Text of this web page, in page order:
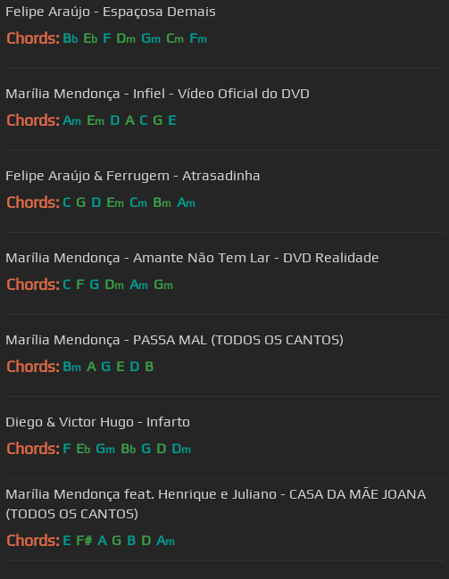
Felipe Araújo - Espaçosa Demais
Chords: Bb Eb F Dm Gm Cm Fm
Marília Mendonça - Infiel - Vídeo Oficial do DVD
Chords: Am Em D A C G E
Felipe Araújo & Ferrugem - Atrasadinha
Chords: C G D Em Cm Bm Am
Marília Mendonça - Amante Não Tem Lar - DVD Realidade
Chords: C F G Dm Am Gm
Marília Mendonça - PASSA MAL (TODOS OS CANTOS)
Chords: Bm A G E D B
Diego & Victor Hugo - Infarto
Chords: F Eb Gm Bb G D Dm
Marília Mendonça feat. Henrique e Juliano - CASA DA MÃE JOANA
(TODOS OS CANTOS)
Chords: E F# A G B D Am